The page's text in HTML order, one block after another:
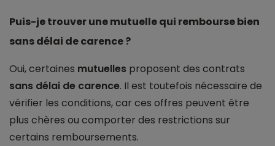
Puis-je trouver une mutuelle qui rembourse bien
sans délai de carence ?
Oui, certaines mutuelles proposent des contrats
sans délai de carence. Il est toutefois nécessaire de
vérifier les conditions, car ces offres peuvent être
plus chères ou comporter des restrictions sur
certains remboursements.